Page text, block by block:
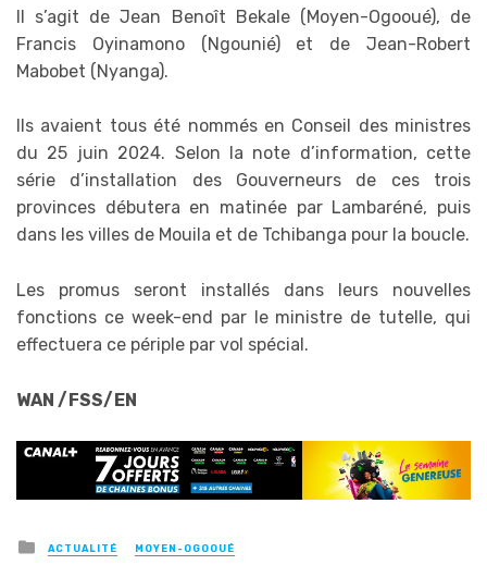
Il s’agit de Jean Benoît Bekale (Moyen-Ogooué), de
Francis Oyinamono (Ngounié) et de Jean-Robert
Mabobet (Nyanga).
Ils avaient tous été nommés en Conseil des ministres
du 25 juin 2024. Selon la note d’information, cette
série d’installation des Gouverneurs de ces trois
provinces débutera en matinée par Lambaréné, puis
dans les villes de Mouila et de Tchibanga pour la boucle.
Les promus seront installés dans leurs nouvelles
fonctions ce week-end par le ministre de tutelle, qui
effectuera ce périple par vol spécial.
WAN /FSS/EN
Posted
in
ACTUALITÉ MOYEN-OGOOUÉ